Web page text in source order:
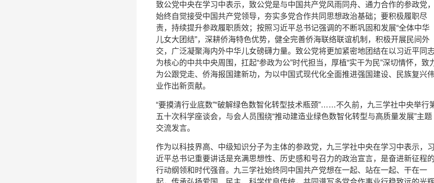
致公党中央在学习中表示，致公党是与中国共产党风雨同舟、通力合作的参政党，
始终自觉接受中国共产党领导，夯实多党合作共同思想政治基础；要积极履职尽
责，持续提升参政履职质效；按照习近平总书记强调的不断巩固和发展“全体中华
儿女大团结”，深耕侨海特色优势，健全完善侨海联络联谊机制，积极开展民间外
交，广泛凝聚海内外中华儿女磅礴力量。致公党将更加紧密地团结在以习近平同
为核心的中共中央周围，扛起“参政为公”时代担当，厚植“实干为民”深切情怀，致
为公跟党走、侨海报国建新功，为以中国式现代化全面推进强国建设、民族复兴伟
业作出新贡献。
“要摸清行业底数”“破解绿色数智化转型技术瓶颈”……不久前，九三学社中央举行
五十次科学座谈会，与会人员围绕“推动建造业绿色数智化转型与高质量发展”主题
交流发言。
作为以科技界高、中级知识分子为主体的参政党，九三学社中央在学习中表示，习
近平总书记重要讲话是充满思想性、历史感和号召力的政治宣言，是奋进新征程的
行动纲领和时代强音。九三学社始终同中国共产党想在一起、站在一起、干在一